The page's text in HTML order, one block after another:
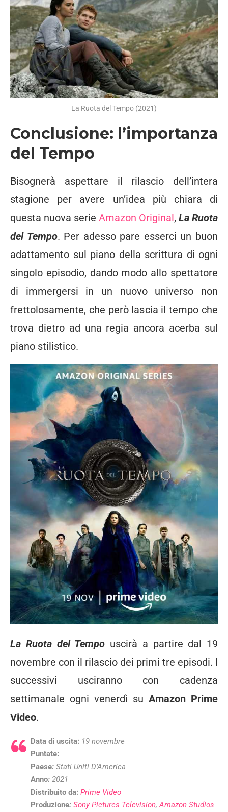
La Ruota del Tempo (2021)
Conclusione: l’importanza
del Tempo
Bisognerà aspettare il rilascio dell’intera
stagione per avere un’idea più chiara di
questa nuova serie Amazon Original, La Ruota
del Tempo. Per adesso pare esserci un buon
adattamento sul piano della scrittura di ogni
singolo episodio, dando modo allo spettatore
di immergersi in un nuovo universo non
frettolosamente, che però lascia il tempo che
trova dietro ad una regia ancora acerba sul
piano stilistico.
La Ruota del Tempo uscirà a partire dal 19
novembre con il rilascio dei primi tre episodi. I
successivi usciranno con cadenza
settimanale ogni venerdì su Amazon Prime
Video.
Data di uscita: 19 novembre
Puntate:
Paese: Stati Uniti D’America
Anno: 2021
Distribuito da: Prime Video
Produzione: Sony Pictures Television,Amazon Studios